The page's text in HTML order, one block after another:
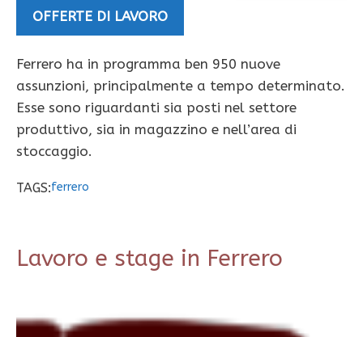
OFFERTE DI LAVORO
Ferrero ha in programma ben 950 nuove
assunzioni, principalmente a tempo determinato.
Esse sono riguardanti sia posti nel settore
produttivo, sia in magazzino e nell’area di
stoccaggio.
TAGS:ferrero
Lavoro e stage in Ferrero